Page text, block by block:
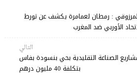
: رمطان لعمامرة يكشف عن تورط
الأوربي ضد المغرب
التالي
الصناعة التقليدية بحي بنسودة بفاس
بتكلفة 40 مليون درهم